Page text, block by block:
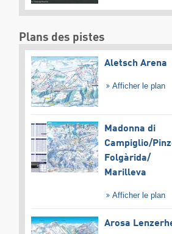
Plans des pistes
Aletsch Arena
Afficher le plan
Madonna di
Campiglio/​
Folgàrida/​
Marilleva
Afficher le plan
Arosa